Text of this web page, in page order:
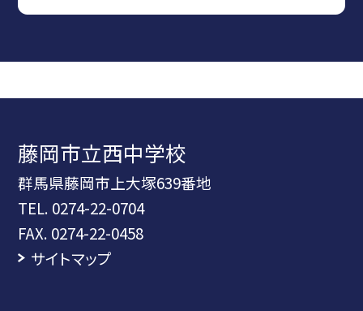
藤岡市立西中学校
群馬県藤岡市上大塚639番地
TEL. 0274-22-0704
FAX. 0274-22-0458
サイトマップ